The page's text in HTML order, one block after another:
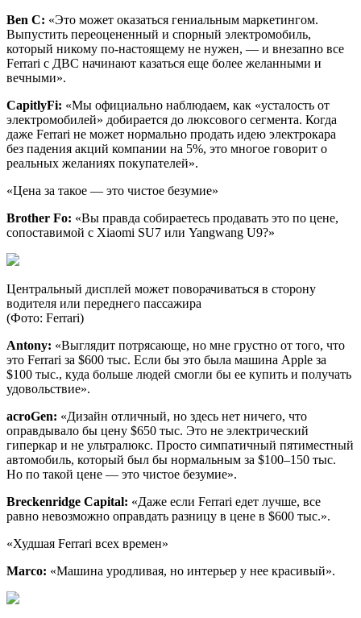
Ben C: «Это может оказаться гениальным маркетингом.
Выпустить переоцененный и спорный электромобиль,
который никому по-настоящему не нужен, — и внезапно все
Ferrari с ДВС начинают казаться еще более желанными и
вечными».
CapitlyFi: «Мы официально наблюдаем, как «усталость от
электромобилей» добирается до люксового сегмента. Когда
даже Ferrari не может нормально продать идею электрокара
без падения акций компании на 5%, это многое говорит о
реальных желаниях покупателей».
«Цена за такое — это чистое безумие»
Brother Fo: «Вы правда собираетесь продавать это по цене,
сопоставимой с Xiaomi SU7 или Yangwang U9?»
Центральный дисплей может поворачиваться в сторону
водителя или переднего пассажира
(Фото: Ferrari)
Antony: «Выглядит потрясающе, но мне грустно от того, что
это Ferrari за $600 тыс. Если бы это была машина Apple за
$100 тыс., куда больше людей смогли бы ее купить и получать
удовольствие».
acroGen: «Дизайн отличный, но здесь нет ничего, что
оправдывало бы цену $650 тыс. Это не электрический
гиперкар и не ультралюкс. Просто симпатичный пятиместный
автомобиль, который был бы нормальным за $100–150 тыс.
Но по такой цене — это чистое безумие».
Breckenridge Capital: «Даже если Ferrari едет лучше, все
равно невозможно оправдать разницу в цене в $600 тыс.».
«Худшая Ferrari всех времен»
Marco: «Машина уродливая, но интерьер у нее красивый».